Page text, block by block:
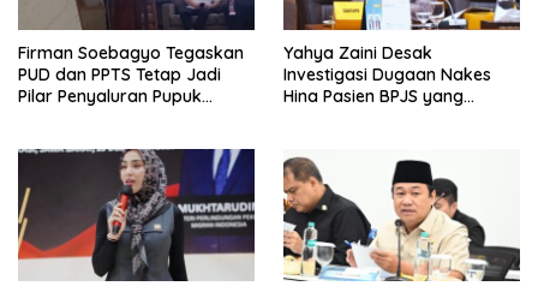
Firman Soebagyo Tegaskan
PUD dan PPTS Tetap Jadi
Pilar Penyaluran Pupuk
Yahya Zaini Desak
Investigasi Dugaan Nakes
Hina Pasien BPJS yang